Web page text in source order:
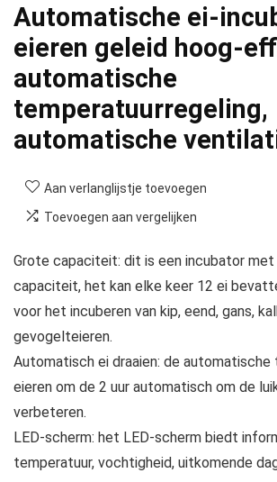
Automatische ei-
eieren geleid hoog-
automatische
temperatuurregeling,
automatische
Aan verlanglijstje toevoegen
Toevoegen aan vergelijken
Grote capaciteit: dit is een incubator
capaciteit, het kan elke keer 12 ei
voor het incuberen van kip, eend, gans,
gevogelteieren.
Automatisch ei draaien: de automatische
eieren om de 2 uur automatisch om de
verbeteren.
LED-scherm: het LED-scherm biedt
temperatuur, vochtigheid, uitkomende